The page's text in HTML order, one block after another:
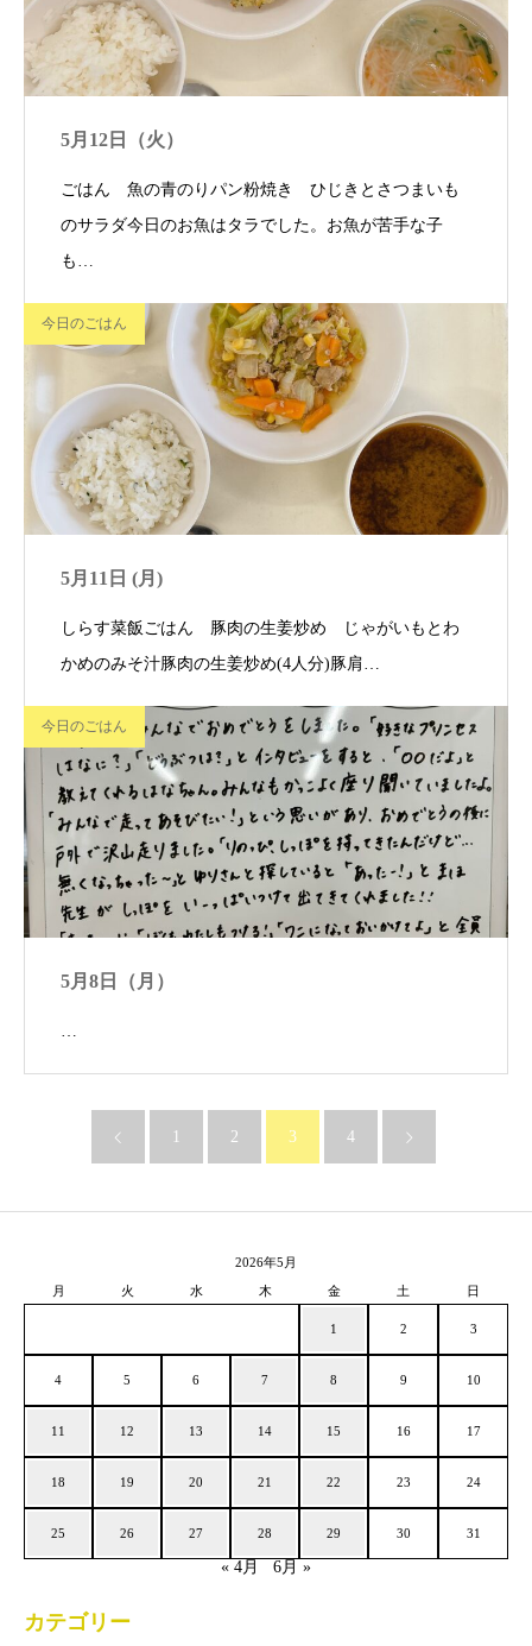
5月12日（火）
ごはん 魚の青のりパン粉焼き ひじきとさつまいも
のサラダ今日のお魚はタラでした。お魚が苦手な子
も…
今日のごはん
5月11日 (月)
しらす菜飯ごはん 豚肉の生姜炒め じゃがいもとわ
かめのみそ汁豚肉の生姜炒め(4人分)豚肩…
今日のごはん
5月8日（月）
…
1 2 3 4
2026年5月
月
火 水 木 金 土 日
1 2 3
4 5 6 7 8 9 10
11 12 13 14 15 16 17
18 19 20 21 22 23 24
25 26 27 28 29 30 31
« 4月 6月 »
カテゴリー